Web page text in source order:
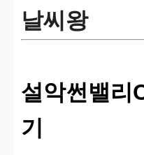
날씨왕
설악썬밸리
기